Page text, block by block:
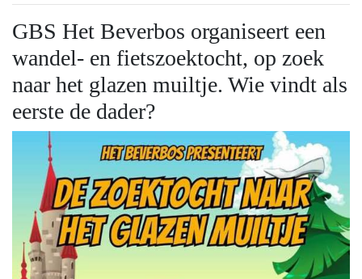
GBS Het Beverbos organiseert een
wandel- en fietszoektocht, op zoek
naar het glazen muiltje. Wie vindt als
eerste de dader?